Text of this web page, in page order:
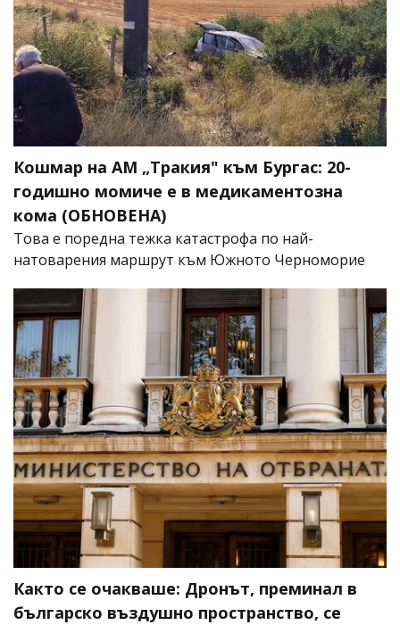
Кошмар на АМ „Тракия" към Бургас: 20-
годишно момиче е в медикаментозна
кома (ОБНОВЕНА)
Това е поредна тежка катастрофа по най-
натоварения маршрут към Южното Черноморие
Както се очакваше: Дронът, преминал в
българско въздушно пространство, се